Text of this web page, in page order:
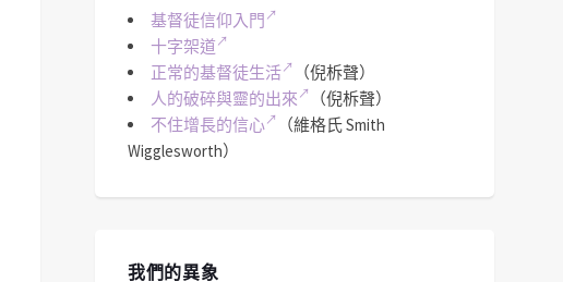
基督徒信仰入門
十字架道
正常的基督徒生活
（倪柝聲）
人的破碎與靈的出來
（倪柝聲）
不住增長的信心
（維格氏 Smith
Wigglesworth）
我們的異象